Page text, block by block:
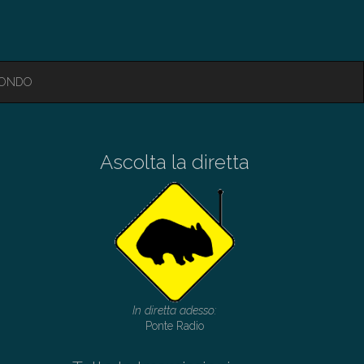
Ascolta la diretta
In diretta adesso:
Ponte Radio